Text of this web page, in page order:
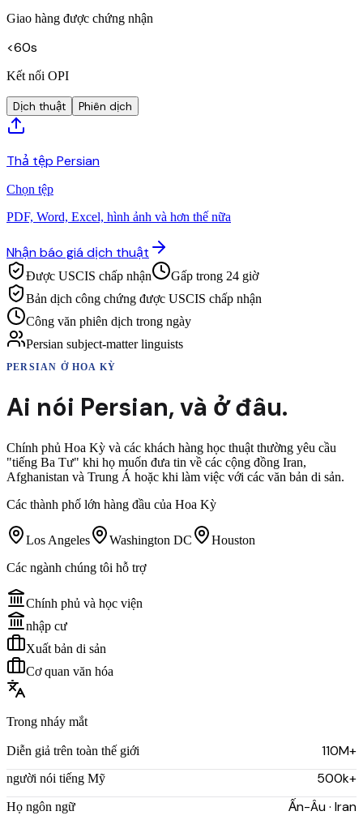
Giao hàng được chứng nhận
<60s
Kết nối OPI
Dịch thuật Phiên dịch
Thả tệp Persian
Chọn tệp
PDF, Word, Excel, hình ảnh và hơn thế nữa
Nhận báo giá dịch thuật
Được USCIS chấp nhận
Gấp trong 24 giờ
Bản dịch công chứng được USCIS chấp nhận
Công văn phiên dịch trong ngày
Persian subject-matter linguists
PERSIAN Ở HOA KỲ
Ai nói Persian, và ở đâu.
Chính phủ Hoa Kỳ và các khách hàng học thuật thường yêu cầu
"tiếng Ba Tư" khi họ muốn đưa tin về các cộng đồng Iran,
Afghanistan và Trung Á hoặc khi làm việc với các văn bản di sản.
Các thành phố lớn hàng đầu của Hoa Kỳ
Los Angeles Washington DC
Houston
Các ngành chúng tôi hỗ trợ
Chính phủ và học viện
nhập cư
Xuất bản di sản
Cơ quan văn hóa
Trong nháy mắt
Diễn giả trên toàn thế giới 110M+
người nói tiếng Mỹ 500k+
Họ ngôn ngữ Ấn-Âu · Iran